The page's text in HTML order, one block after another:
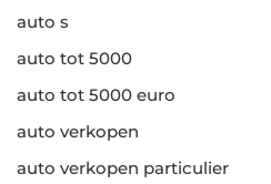
auto s
auto tot 5000
auto tot 5000 euro
auto verkopen
auto verkopen particulier